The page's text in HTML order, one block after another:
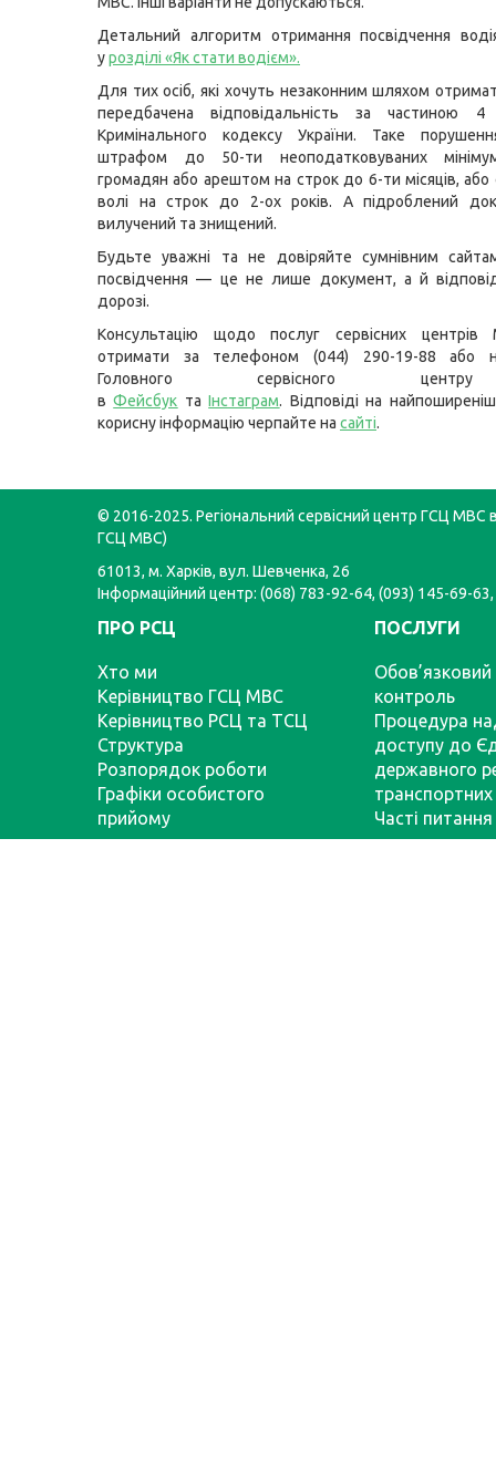
Детальний алгоритм отримання посвідчення
урозділі «Як стати водієм».
Для тих осіб, які хочуть незаконним шляхом
передбачена відповідальність за частиною
Кримінального кодексу України. Таке
штрафом до 50-ти неоподатковуваних
громадян або арештом на строк до 6-ти місяців,
волі на строк до 2-ох років. А підроблений
вилучений та знищений.
Будьте уважні та не довіряйте сумнівним
посвідчення — це не лише документ, а й
дорозі.
Консультацію щодо послуг сервісних
отримати за телефоном (044) 290-19-88 або
Головного сервісного
вФейсбук таІнстаграм. Відповіді на
корисну інформацію черпайте на сайті.
© 2016-2025. Регіональний сервісний центр ГСЦ МВС в
ГСЦ МВС)
61013, м. Харків, вул. Шевченка, 26
Інформаційний центр: (068) 783-92-64, (093) 145-69-
ПРО РСЦ
Хто ми
Керівництво ГСЦ МВС
Керівництво РСЦ та ТСЦ
Структура
Розпорядок роботи
Графіки особистого
прийому
ПОСЛУГИ
Обов’язковий
контроль
Процедура
доступу до
державного
транспортних
Часті питання